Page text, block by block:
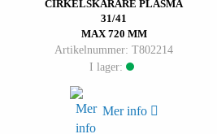
CIRKELSKÄRARE PLASMA
31/41
MAX 720 MM
Artikelnummer: T802214
I lager:
Mer info